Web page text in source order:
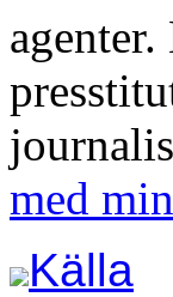
med
Källa